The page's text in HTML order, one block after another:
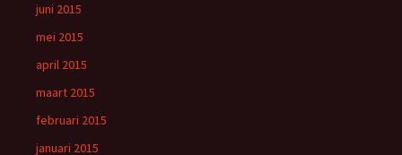
juni 2015
mei 2015
april 2015
maart 2015
februari 2015
januari 2015